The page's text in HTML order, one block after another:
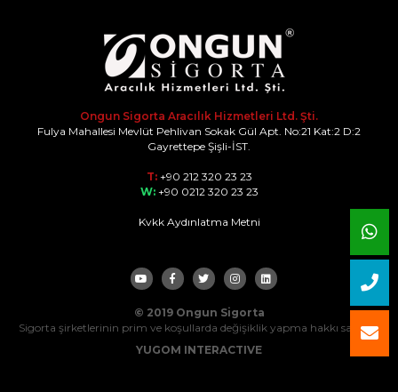
Ongun Sigorta Aracılık Hizmetleri Ltd. Şti.
Fulya Mahallesi Mevlüt Pehlivan Sokak Gül Apt. No:21 Kat:2 D:2
Gayrettepe Şişli-İST.
T:+90 212 320 23 23
W:+90 0212 320 23 23
Kvkk Aydınlatma Metni
© 2019 Ongun Sigorta
Sigorta şirketlerinin prim ve koşullarda değişiklik yapma hakkı saklıdır.
YUGOM INTERACTIVE